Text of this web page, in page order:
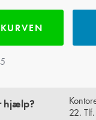
hjælp?
22. Tlf.